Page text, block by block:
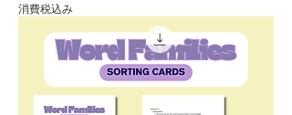
消費税込み